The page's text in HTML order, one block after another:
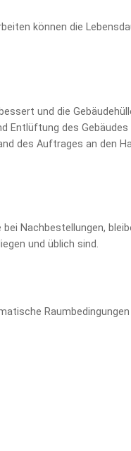
können die
und die
Entlüftung des Gebäudes
des Auftrages an den
Nachbestellungen,
und üblich sind.
Raumbedingungen